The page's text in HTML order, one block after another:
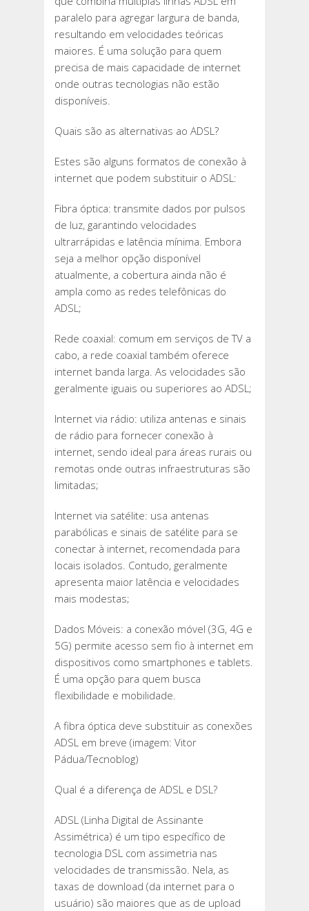
paralelo para agregar largura de banda,
resultando em velocidades teóricas
maiores. É uma solução para quem
precisa de mais capacidade de internet
onde outras tecnologias não estão
disponíveis.
Quais são as alternativas ao ADSL?
Estes são alguns formatos de conexão à
internet que podem substituir o ADSL:
Fibra óptica: transmite dados por pulsos
de luz, garantindo velocidades
ultrarrápidas e latência mínima. Embora
seja a melhor opção disponível
atualmente, a cobertura ainda não é
ampla como as redes telefônicas do
ADSL;
Rede coaxial: comum em serviços de TV a
cabo, a rede coaxial também oferece
internet banda larga. As velocidades são
geralmente iguais ou superiores ao ADSL;
Internet via rádio: utiliza antenas e sinais
de rádio para fornecer conexão à
internet, sendo ideal para áreas rurais ou
remotas onde outras infraestruturas são
limitadas;
Internet via satélite: usa antenas
parabólicas e sinais de satélite para se
conectar à internet, recomendada para
locais isolados. Contudo, geralmente
apresenta maior latência e velocidades
mais modestas;
Dados Móveis: a conexão móvel (3G, 4G e
5G) permite acesso sem fio à internet em
dispositivos como smartphones e tablets.
É uma opção para quem busca
flexibilidade e mobilidade.
A fibra óptica deve substituir as conexões
ADSL em breve (imagem: Vitor
Pádua/Tecnoblog)
Qual é a diferença de ADSL e DSL?
ADSL (Linha Digital de Assinante
Assimétrica) é um tipo específico de
tecnologia DSL com assimetria nas
velocidades de transmissão. Nela, as
taxas de download (da internet para o
usuário) são maiores que as de upload